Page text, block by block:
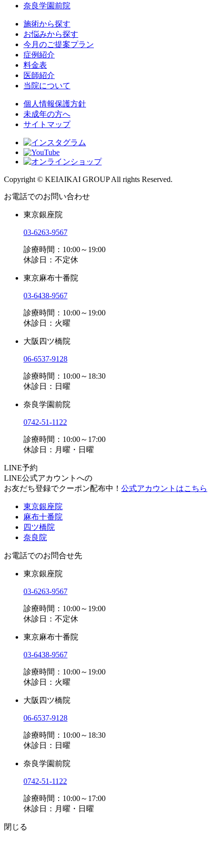
奈良学園前院
施術から探す
お悩みから探す
今月のご提案プラン
症例紹介
料金表
医師紹介
当院について
個人情報保護方針
未成年の方へ
サイトマップ
Copyright © KEIAIKAI GROUP All rights Reserved.
お電話でのお問い合わせ
東京銀座院
03-6263-9567
診療時間：10:00～19:00
休診日：不定休
東京麻布十番院
03-6438-9567
診療時間：10:00～19:00
休診日：火曜
大阪四ツ橋院
06-6537-9128
診療時間：10:00～18:30
休診日：日曜
奈良学園前院
0742-51-1122
診療時間：10:00～17:00
休診日：月曜・日曜
LINE予約
LINE公式アカウントへの
お友だち登録でクーポン配布中！ 公式アカウントはこちら
東京銀座院
麻布十番院
四ツ橋院
奈良院
お電話でのお問合せ先
東京銀座院
03-6263-9567
診療時間：10:00～19:00
休診日：不定休
東京麻布十番院
03-6438-9567
診療時間：10:00～19:00
休診日：火曜
大阪四ツ橋院
06-6537-9128
診療時間：10:00～18:30
休診日：日曜
奈良学園前院
0742-51-1122
診療時間：10:00～17:00
休診日：月曜・日曜
閉じる